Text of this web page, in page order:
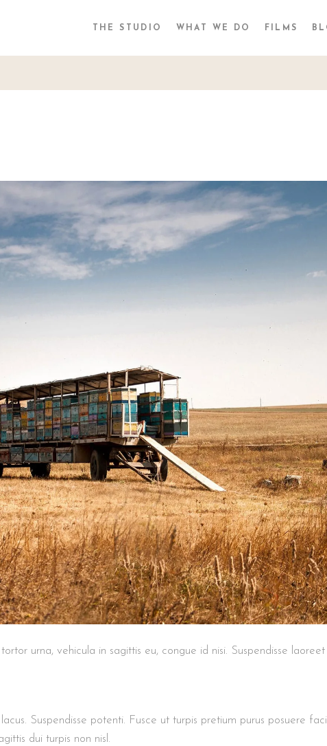
THE STUDIO WHAT WE DO FILMS
urna, vehicula in sagittis eu, congue id nisi. Suspendisse
Suspendisse potenti. Fusce ut turpis pretium purus posuere
dui turpis non nisl.